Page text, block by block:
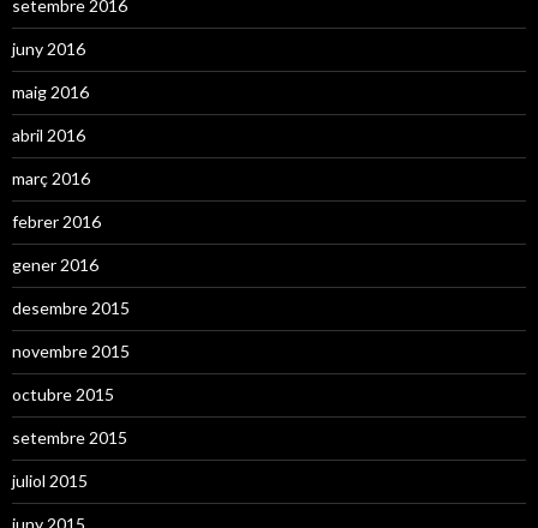
setembre 2016
juny 2016
maig 2016
abril 2016
març 2016
febrer 2016
gener 2016
desembre 2015
novembre 2015
octubre 2015
setembre 2015
juliol 2015
juny 2015